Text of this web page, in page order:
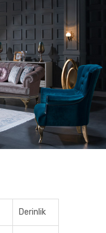
Derinlik